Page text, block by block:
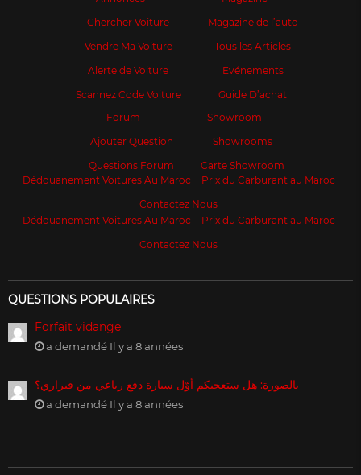
Chercher Voiture
Vendre Ma Voiture
Alerte de Voiture
Scannez Code Voiture
Magazine de l’auto
Tous les Articles
Evénements
Guide D’achat
Forum
Ajouter Question
Questions Forum
Showroom
Showrooms
Carte Showroom
Dédouanement Voitures Au Maroc
Prix du Carburant au Maroc
Contactez Nous
Dédouanement Voitures Au Maroc
Prix du Carburant au Maroc
Contactez Nous
QUESTIONS POPULAIRES
Forfait vidange
a demandé Il y a 8 années
بالصورة: هل ستعجبكم أوّل سيارة دفع رباعي من فيراري؟
a demandé Il y a 8 années